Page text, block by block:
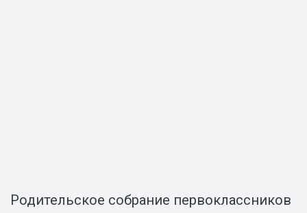
Родительское собрание первоклассников